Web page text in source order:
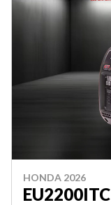
HONDA 2026
EU2200ITC